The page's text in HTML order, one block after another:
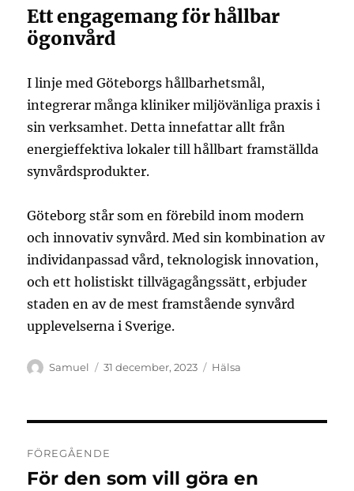
Ett engagemang för hållbar
ögonvård
I linje med Göteborgs hållbarhetsmål,
integrerar många kliniker miljövänliga praxis i
sin verksamhet. Detta innefattar allt från
energieffektiva lokaler till hållbart framställda
synvårdsprodukter.
Göteborg står som en förebild inom modern
och innovativ synvård. Med sin kombination av
individanpassad vård, teknologisk innovation,
och ett holistiskt tillvägagångssätt, erbjuder
staden en av de mest framstående synvård
upplevelserna i Sverige.
Författare
Samuel
Publicerat
31 december, 2023 Kategorier
Hälsa
FÖREGÅENDE
Föregående
För den som vill göra en